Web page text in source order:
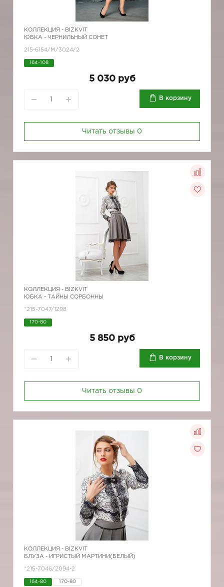
КОЛЛЕКЦИЯ - BIZKVIT
ЮБКА - ЧЕРНИЛЬНЫЙ СОНЕТ
215-6154/М/3024/2
164-108
5 030 руб
В корзину
Читать отзывы 0
КОЛЛЕКЦИЯ - BIZKVIT
ЮБКА - ТАЙНЫ СОРБОННЫ
*215-7047/1298
170-80
5 850 руб
В корзину
Читать отзывы 0
КОЛЛЕКЦИЯ - BIZKVIT
БЛУЗА - ИГРИСТЫЙ МАРТИНИ(БЕЛЫЙ)
*215-7046/2094-2
164-80 170-80